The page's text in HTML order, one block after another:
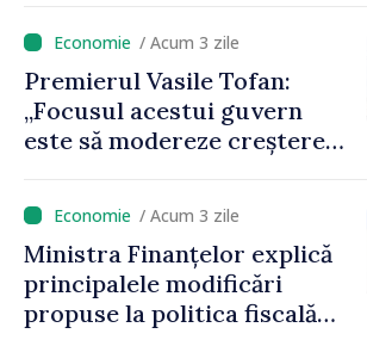
peste 500 de milioane de lei
la buget
/ Acum 3 zile
Premierul Vasile Tofan:
„Focusul acestui guvern
este să modereze creșterea
/ Acum 3 zile
Ministra Finanțelor explică
principalele modificări
propuse la politica fiscală